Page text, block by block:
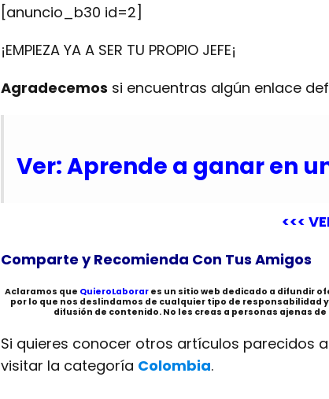
[anuncio_b30 id=2]
¡EMPIEZA YA A SER TU PROPIO JEFE¡
Agradecemos si encuentras algún enlace
Ver: Aprende a ganar en
<<<
Comparte y Recomienda Con Tus Amigos
Aclaramos que QuieroLaborar es un sitio web dedicado a difundir
por lo que nos deslindamos de cualquier tipo de
difusión de contenido. No les creas a personas ajenas
Si quieres conocer otros artículos parecidos a
visitar la categoría Colombia.